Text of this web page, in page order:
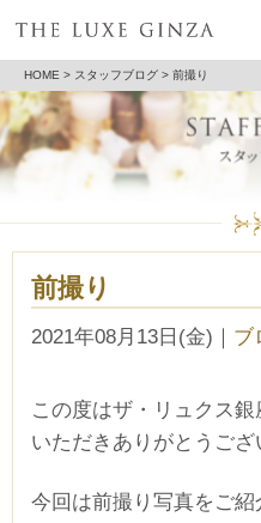
HOME > スタッフブログ > 前撮り
前撮り
2021年08月13日(金) ｜ ブ
この度はザ・リュクス
いただきありがとうござ
今回は前撮り写真をご紹